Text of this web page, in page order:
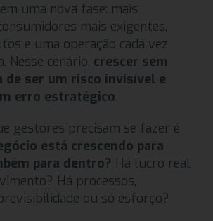
uma nova fase: mais
mais exigentes,
e uma operação cada vez
Nesse cenário, crescer sem
de ser um risco invisível e
erro estratégico.
gestores precisam se fazer é
está crescendo para
para dentro? Há lucro real
Há processos,
ou só esforço?